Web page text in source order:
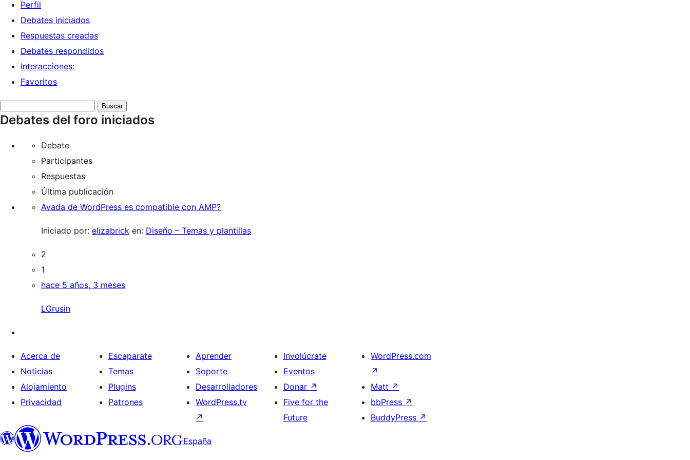
Perfil
Debates iniciados
Respuestas creadas
Debates respondidos
Interacciones:
Favoritos
debates:
Debates del foro iniciados
Debate
Participantes
Respuestas
Última publicación
Avada de WordPress es compatible con AMP?
Iniciado por: elizabrick en: Diseño – Temas y plantillas
2
1
hace 5 años, 3 meses
LGrusin
Acerca de
Noticias
Alojamiento
Privacidad
Escaparate
Temas
Plugins
Patrones
Aprender
Soporte
Desarrolladores
WordPress.tv
↗
Involúcrate
Eventos
Donar ↗
Five for the
Future
WordPress.com
↗
Matt ↗
bbPress ↗
BuddyPress ↗
España